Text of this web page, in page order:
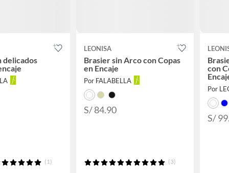
delicados
(1)
LEONISA
Brasier sin Arco con Copas
en Encaje
Por FALABELLA
S/ 84.90
(3)
con
Por
S/